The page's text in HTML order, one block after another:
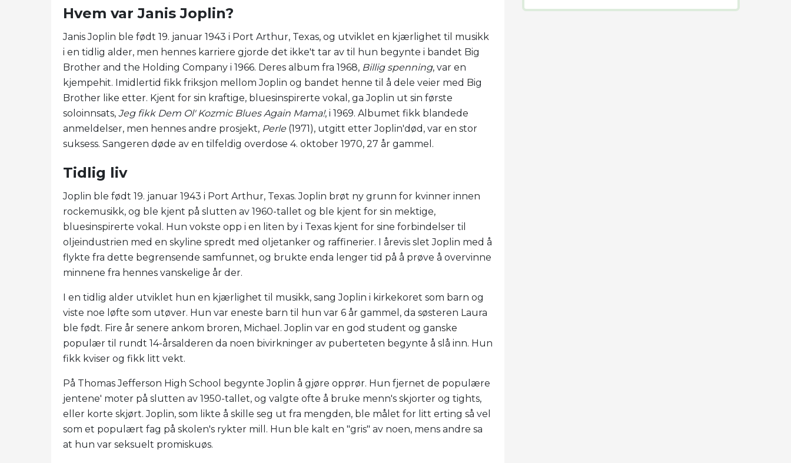
Hvem var Janis Joplin?
Janis Joplin ble født 19. januar 1943 i Port Arthur, Texas, og utviklet en kjærlighet til musikk
i en tidlig alder, men hennes karriere gjorde det ikke't tar av til hun begynte i bandet Big
Brother and the Holding Company i 1966. Deres album fra 1968, Billig spenning, var en
kjempehit. Imidlertid fikk friksjon mellom Joplin og bandet henne til å dele veier med Big
Brother like etter. Kjent for sin kraftige, bluesinspirerte vokal, ga Joplin ut sin første
soloinnsats, Jeg fikk Dem Ol' Kozmic Blues Again Mama!, i 1969. Albumet fikk blandede
anmeldelser, men hennes andre prosjekt, Perle(1971), utgitt etter Joplin'død, var en stor
suksess. Sangeren døde av en tilfeldig overdose 4. oktober 1970, 27 år gammel.
Tidlig liv
Joplin ble født 19. januar 1943 i Port Arthur, Texas. Joplin brøt ny grunn for kvinner innen
rockemusikk, og ble kjent på slutten av 1960-tallet og ble kjent for sin mektige,
bluesinspirerte vokal. Hun vokste opp i en liten by i Texas kjent for sine forbindelser til
oljeindustrien med en skyline spredt med oljetanker og raffinerier. I årevis slet Joplin med å
flykte fra dette begrensende samfunnet, og brukte enda lenger tid på å prøve å overvinne
minnene fra hennes vanskelige år der.
I en tidlig alder utviklet hun en kjærlighet til musikk, sang Joplin i kirkekoret som barn og
viste noe løfte som utøver. Hun var eneste barn til hun var 6 år gammel, da søsteren Laura
ble født. Fire år senere ankom broren, Michael. Joplin var en god student og ganske
populær til rundt 14-årsalderen da noen bivirkninger av puberteten begynte å slå inn. Hun
fikk kviser og fikk litt vekt.
På Thomas Jefferson High School begynte Joplin å gjøre opprør. Hun fjernet de populære
jentene' moter på slutten av 1950-tallet, og valgte ofte å bruke menn's skjorter og tights,
eller korte skjørt. Joplin, som likte å skille seg ut fra mengden, ble målet for litt erting så vel
som et populært fag på skolen's rykter mill. Hun ble kalt en "gris" av noen, mens andre sa
at hun var seksuelt promiskuøs.